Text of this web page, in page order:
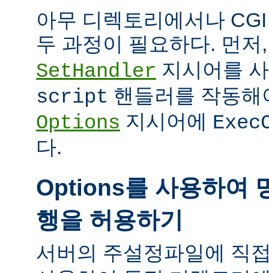
아무 디렉토리에서나
두 과정이 필요하다. 먼
SetHandler 지시어를
script 핸들러를 작동
Options 지시어에
다.
Options를 사용하여
행을 허용하기
서버의 주설정파일에 직